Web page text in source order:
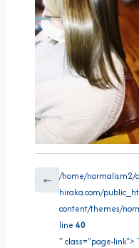
←
/home/normalism2/
hiraka.com/
content/themes/
line40
" class="page-